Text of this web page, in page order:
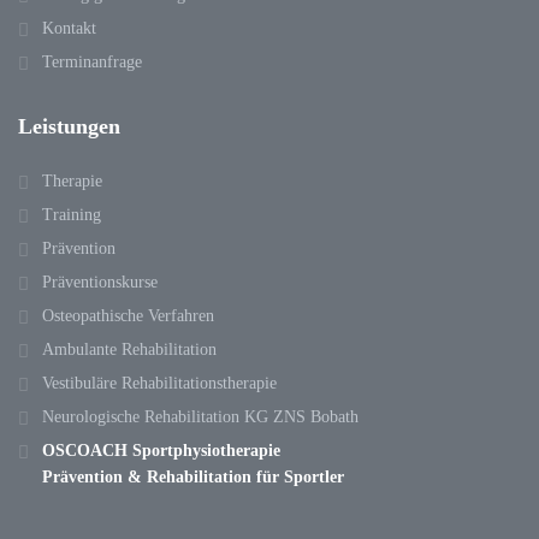
Kontakt
Terminanfrage
Leistungen
Therapie
Training
Prävention
Präventionskurse
Osteopathische Verfahren
Ambulante Rehabilitation
Vestibuläre Rehabilitationstherapie
Neurologische Rehabilitation KG ZNS Bobath
OSCOACH Sportphysiotherapie
Prävention & Rehabilitation für Sportler